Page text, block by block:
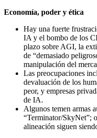
Economía, poder y ética
Hay una fuerte
IA y el bombo de los
plazo sobre AGI, la
de “demasiado
manipulación del
Las preocupaciones
devaluación de los
peor, y empresas
de IA.
Algunos temen armas
“Terminator/SkyNet”;
alineación siguen